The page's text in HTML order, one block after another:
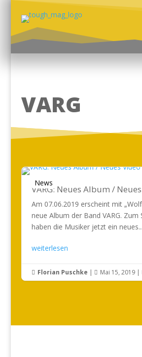
VARG
News
VARG: Neues Album /
Am 07.06.2019 erscheint mit
neue Album der Band VARG. Zum
haben die Musiker jetzt ein neues...
weiterlesen
 Florian Puschke |  Mai 15, 2019|